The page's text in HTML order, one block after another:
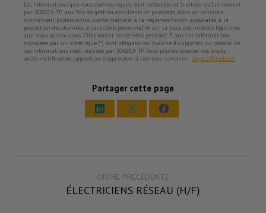
Les informations que vous communiquez sont collectées et traitées exclusivement
par SOGECA TP aux fins de gestion des clients et prospects, dans un contexte
strictement professionnel, conformément à la réglementation applicable à la
protection des données à caractère personnel et sur la base des intérêts légitimes
que nous poursuivons. Elles seront conservées pendant 3 ans. Les informations
signalées par un astérisque (*) sont obligatoires. Aucune divulgation ou cession de
ces informations n’est réalisée par SOGECA TP. Vous pouvez exercer vos droits :
accès, rectification, opposition, suppression à l’adresse suivante : sogeca@tellos.fr
Partager cette page
Share
Share
Share
OFFRE PRÉCÉDENTE
Offre
ÉLECTRICIENS RÉSEAU (H/F)